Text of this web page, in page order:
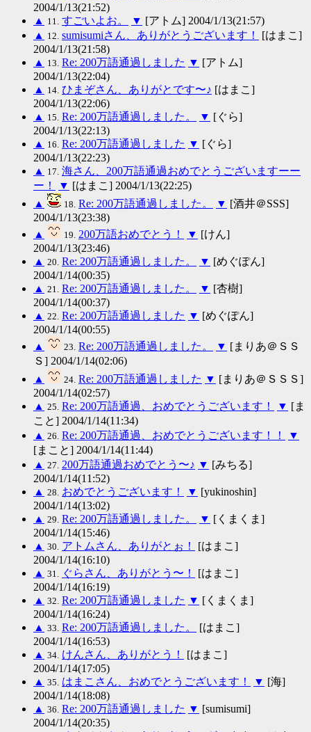
2004/1/13(21:52)
▲ 11. すごいよお。 ▼ [アトム] 2004/1/13(21:57)
▲ 12. sumisumiさん、ありがとうございます！
[はまこ]
2004/1/13(21:58)
▲ 13. Re: 200万語通過しました ▼ [アトム]
2004/1/13(22:04)
▲ 14. ひまぞさん、ありがとです〜♪ [はまこ]
2004/1/13(22:06)
▲ 15. Re: 200万語通過しました。 ▼ [ぐら]
2004/1/13(22:13)
▲ 16. Re: 200万語通過しました ▼ [ぐら]
2004/1/13(22:23)
▲ 17. 海さん、200万語通過おめでとうございますーー
ー！
▼ [はまこ] 2004/1/13(22:25)
▲
18. Re: 200万語通過しました。 ▼ [酒井＠SSS]
2004/1/13(23:38)
▲
19. 200万語おめでとう！ ▼ [けん]
2004/1/13(23:46)
▲ 20. Re: 200万語通過しました。 ▼ [めぐぽん]
2004/1/14(00:35)
▲ 21. Re: 200万語通過しました。 ▼ [杏樹]
2004/1/14(00:37)
▲ 22. Re: 200万語通過しました ▼ [めぐぽん]
2004/1/14(00:55)
▲
23. Re: 200万語通過しました。 ▼ [まりあ＠ＳＳ
Ｓ] 2004/1/14(02:06)
▲
24. Re: 200万語通過しました ▼ [まりあ＠ＳＳＳ]
2004/1/14(02:57)
▲ 25. Re: 200万語通過、おめでとうございます！ ▼ [ま
こと] 2004/1/14(11:34)
▲ 26. Re: 200万語通過、おめでとうございます！！
▼
[まこと] 2004/1/14(11:44)
▲ 27. 200万語通過おめでとう〜♪ ▼ [みちる]
2004/1/14(11:52)
▲ 28. おめでとうございます！ ▼ [yukinoshin]
2004/1/14(13:02)
▲ 29. Re: 200万語通過しました。 ▼ [くまくま]
2004/1/14(15:46)
▲ 30. アトムさん、ありがとぉ！
[はまこ]
2004/1/14(16:10)
▲ 31. ぐらさん、ありがとう〜！
[はまこ]
2004/1/14(16:19)
▲ 32. Re: 200万語通過しました ▼ [くまくま]
2004/1/14(16:24)
▲ 33. Re: 200万語通過しました。
[はまこ]
2004/1/14(16:53)
▲ 34. けんさん、ありがとう！
[はまこ]
2004/1/14(17:05)
▲ 35. はまこさん、おめでとうございます！ ▼ [海]
2004/1/14(18:08)
▲ 36. Re: 200万語通過しました ▼ [sumisumi]
2004/1/14(20:35)